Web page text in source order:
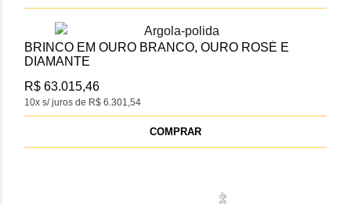
BRINCO EM OURO BRANCO, OURO ROSÉ E
DIAMANTE
10x s/ juros de R$ 6.301,54
R$ 63.015,46
COMPRAR